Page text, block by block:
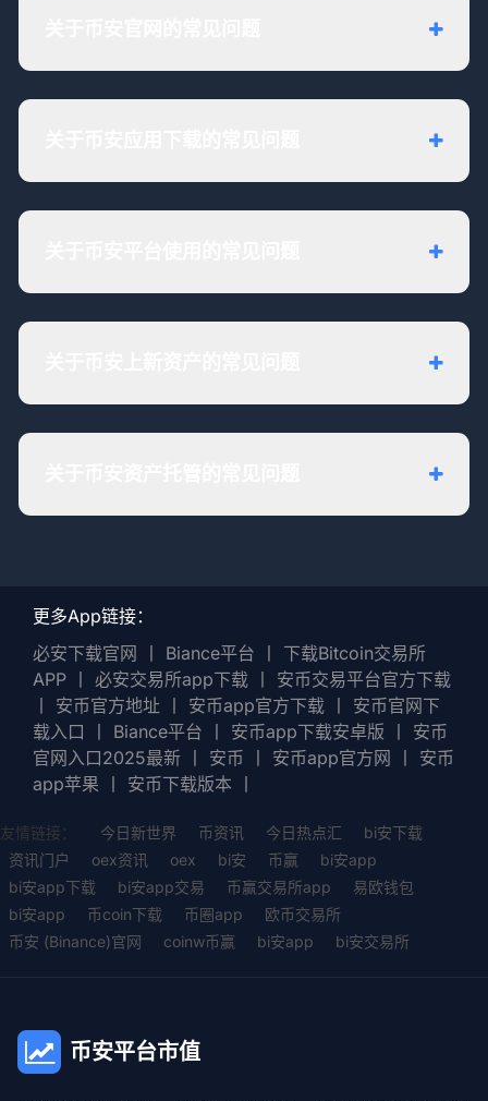
更多App链接：
必安下载官网
Biance平台
下载Bitcoin交易所
APP
必安交易所app下载
安币交易平台官方下载
安币官方地址 安币app官方下载
安币官网下
载入口
Biance平台 安币app下载安卓版
安币
官网入口2025最新
安币 安币app官方网
安币
app苹果
安币下载版本
友情链接： 今日新世界 币资讯 今日热点汇
bi安下载
资讯门户
oex资讯 oex bi安 币赢
bi安app
bi安app下载
bi安app交易 币赢交易所app
易欧钱包
bi安app
币coin下载 币圈app
欧币交易所
币安 (Binance)官网
coinw币赢 bi安app bi安交易所
币安平台市值